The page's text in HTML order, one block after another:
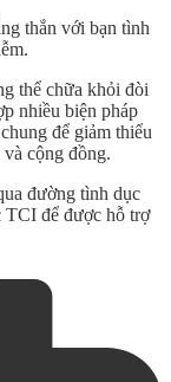
thắn với bạn tình
thể chữa khỏi đòi
nhiều biện pháp
để giảm thiểu
cộng đồng.
đường tình dục
TCI để được hỗ trợ